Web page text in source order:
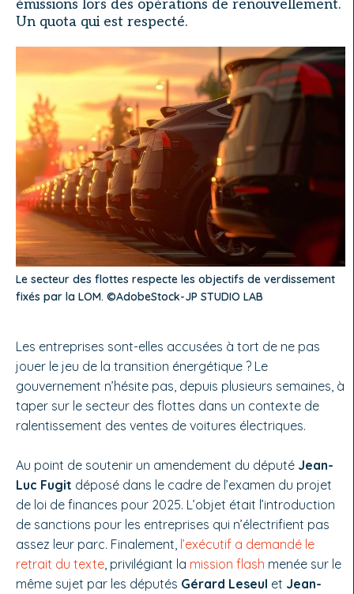
émissions lors des opérations de renouvellement.
Un quota qui est respecté.
Le secteur des flottes respecte les objectifs de verdissement
fixés par la LOM. ©AdobeStock-JP STUDIO LAB
Les entreprises sont-elles accusées à tort de ne pas
jouer le jeu de la transition énergétique ? Le
gouvernement n’hésite pas, depuis plusieurs semaines, à
taper sur le secteur des flottes dans un contexte de
ralentissement des ventes de voitures électriques.
Au point de soutenir un amendement du député Jean-
Luc Fugit déposé dans le cadre de l’examen du projet
de loi de finances pour 2025. L’objet était l’introduction
de sanctions pour les entreprises qui n’électrifient pas
assez leur parc. Finalement, l’exécutif a demandé le
retrait du texte , privilégiant la mission flash menée sur le
même sujet par les députés Gérard Leseul et Jean-